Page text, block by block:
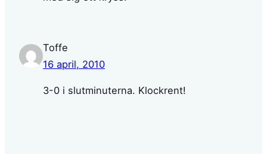
Toffe
16 april, 2010
3-0 i slutminuterna. Klockrent!